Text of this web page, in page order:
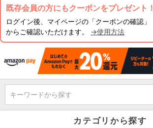
既存会員の方にもクーポンをプレゼント！
ログイン後、マイページの「クーポンの確認」
からご確認いただけます。 →使用方法
キーワードから探す
カテゴリから探す